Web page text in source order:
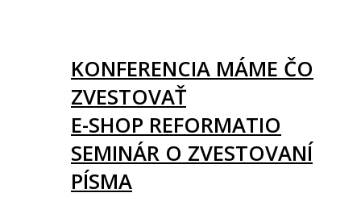
KONFERENCIA MÁME ČO
ZVESTOVAŤ
E-SHOP REFORMATIO
SEMINÁR O ZVESTOVANÍ
PÍSMA